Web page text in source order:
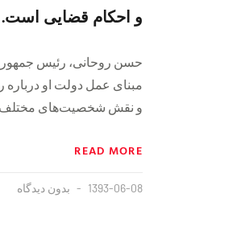
و احکام قضایی است.
حسن روحانی، رئیس جمهور
و نقش شخصیت‌های مختلف
READ MORE
1393-06-08 بدون دیدگاه